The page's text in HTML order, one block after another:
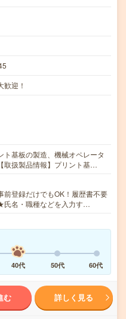
迎！
ト基板の製造、機械オペレータ
取扱製品情報】プリント基…
登録だけでもOK！履歴書不要
氏名・職種などを入力す…
40代 50代 60代
む 詳しく見る